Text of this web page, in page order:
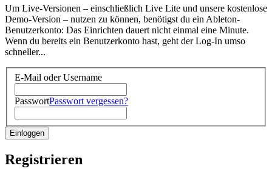
Um Live-Versionen – einschließlich Live Lite und unsere kostenlose
Demo-Version – nutzen zu können, benötigst du ein Ableton-
Benutzerkonto: Das Einrichten dauert nicht einmal eine Minute.
Wenn du bereits ein Benutzerkonto hast, geht der Log-In umso
schneller...
E-Mail oder Username
PasswortPasswort vergessen?
Registrieren